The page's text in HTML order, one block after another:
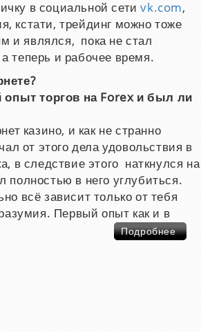
в социальной сетиvk.com,
кстати, трейдинг можно тоже
и являлся, пока не стал
теперь и рабочее время.
торгов на Forex и был ли
казино, и как не странно
от этого дела удовольствия в
в следствие этого наткнулся на
в него углубиться.
всё зависит только от тебя
Первый опыт как и в
Подробнее